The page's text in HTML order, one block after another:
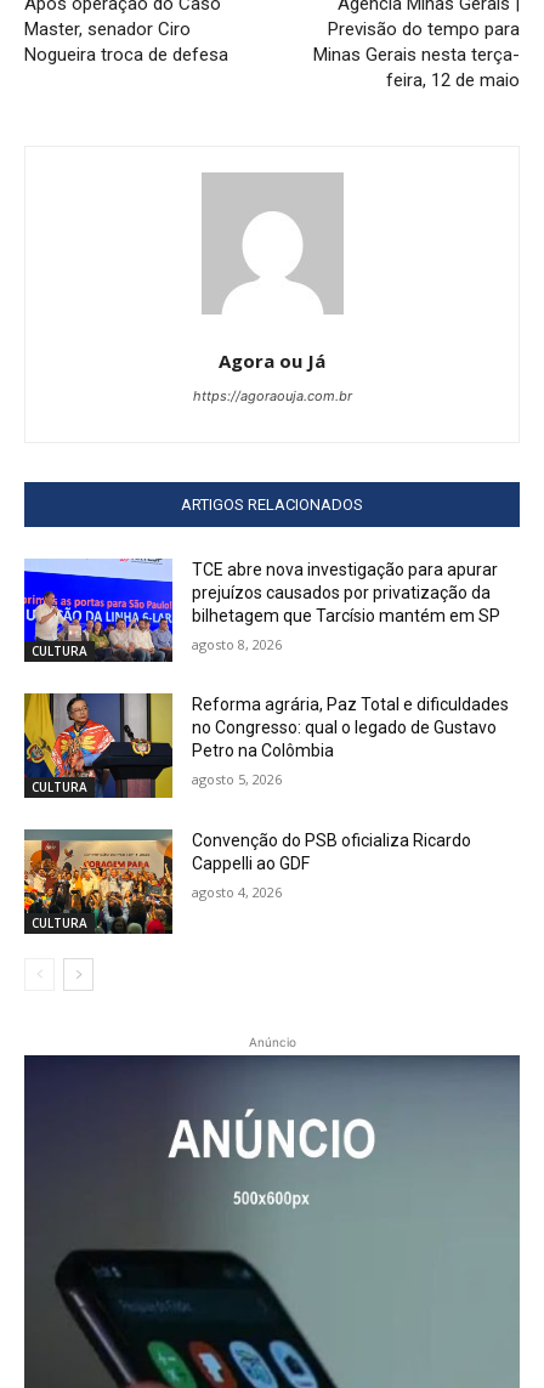
Master, senador Ciro
Nogueira troca de defesa
Previsão do tempo para
Minas Gerais nesta terça-
feira, 12 de maio
Agora ou Já
https://agoraouja.com.br
ARTIGOS RELACIONADOS
CULTURA
TCE abre nova investigação para apurar
prejuízos causados por privatização da
bilhetagem que Tarcísio mantém em SP
agosto 8, 2026
CULTURA
Reforma agrária, Paz Total e dificuldades
no Congresso: qual o legado de Gustavo
Petro na Colômbia
agosto 5, 2026
CULTURA
Convenção do PSB oficializa Ricardo
Cappelli ao GDF
agosto 4, 2026
Anúncio